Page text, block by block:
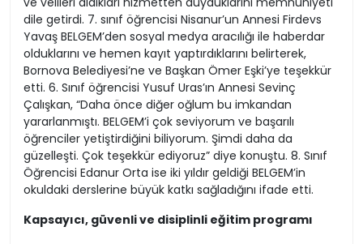
BELGEM’de okul derslerine destek eğitim alan öğrenciler
ve velileri aldıkları hizmetten duyduklarını memnuniyeti
dile getirdi. 7. sınıf öğrencisi Nisanur’un Annesi Firdevs
Yavaş BELGEM’den sosyal medya aracılığı ile haberdar
olduklarını ve hemen kayıt yaptırdıklarını belirterek,
Bornova Belediyesi’ne ve Başkan Ömer Eşki’ye teşekkür
etti. 6. Sınıf öğrencisi Yusuf Uras’ın Annesi Sevinç
Çalışkan, “Daha önce diğer oğlum bu imkandan
yararlanmıştı. BELGEM’i çok seviyorum ve başarılı
öğrenciler yetiştirdiğini biliyorum. Şimdi daha da
güzelleşti. Çok teşekkür ediyoruz” diye konuştu. 8. Sınıf
Öğrencisi Edanur Orta ise iki yıldır geldiği BELGEM’in
okuldaki derslerine büyük katkı sağladığını ifade etti.